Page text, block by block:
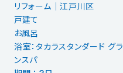
リフォーム｜江戸川区
戸建て
お風呂
浴室：タカラスタンダード グラ
ンスパ